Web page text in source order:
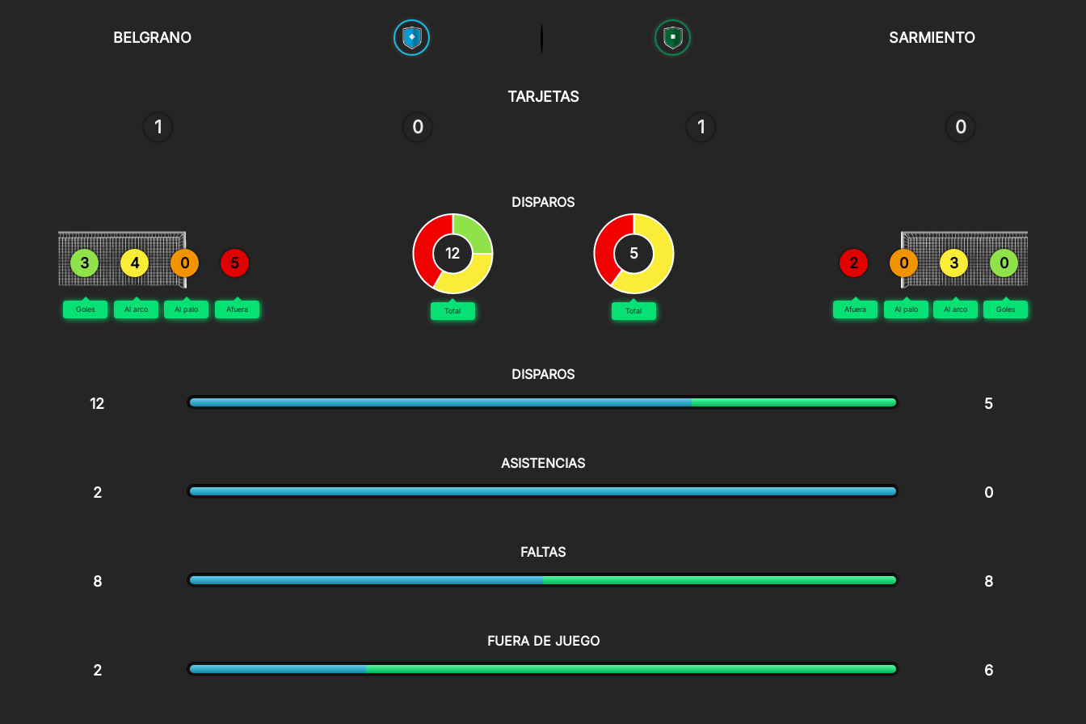
BELGRANO SARMIENTO
TARJETAS
1 0 1 0
DISPAROS
12
Total
3 4 0 5
Goles Al arco Al palo Afuera
5
Total
0
3
0
2
Goles
Al arco
Al palo
Afuera
DISPAROS
12 5
ASISTENCIAS
2 0
FALTAS
8 8
FUERA DE JUEGO
2 6